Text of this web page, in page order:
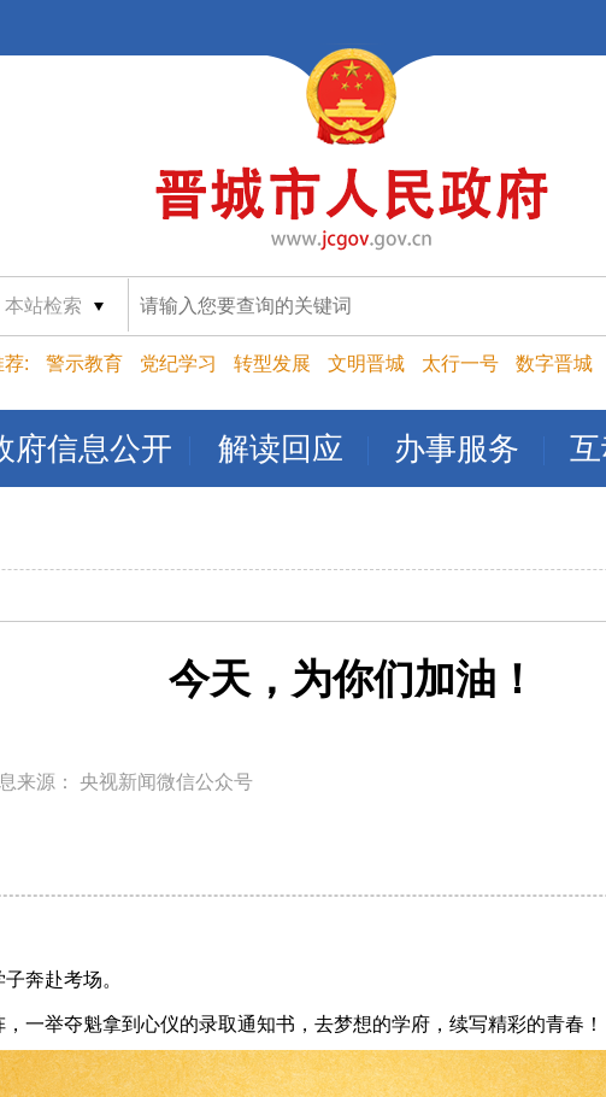
本站检索
荐: 警示教育 党纪学习 转型发展 文明晋城 太行一号 数字晋城
府信息公开 解读回应 办事服务
今天，为你们加油！
来源： 央视新闻微信公众号
奔赴考场。
一举夺魁拿到心仪的录取通知书，去梦想的学府，续写精彩的青春！